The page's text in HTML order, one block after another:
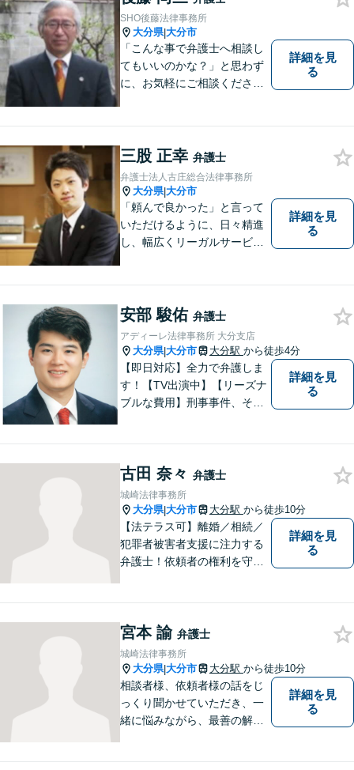
会正義の実現のために最善を
尽くします。
SHO後藤法律事務所
大分県|大分市
「こんな事で弁護士へ相談し
てもいいのかな？」と思わず
に、お気軽にご相談くださ
詳細を見
る
三股 正幸 弁護士
弁護士法人古庄総合法律事務所
大分県|大分市
「頼んで良かった」と言って
いただけるように、日々精進
し、幅広くリーガルサービス
詳細を見
る
安部 駿佑 弁護士
アディーレ法律事務所 大分支店
大分県|大分市 大分駅 から徒歩4分
【即日対応】全力で弁護しま
す！【TV出演中】【リーズナ
ブルな費用】刑事事件、その
分駅４分】
詳細を見
る
古田 奈々 弁護士
城崎法律事務所
大分県|大分市 大分駅 から徒歩10分
【法テラス可】離婚／相続／
犯罪者被害者支援に注力する
弁護士！依頼者の権利を守
詳細を見
る
宮本 諭 弁護士
城崎法律事務所
大分県|大分市 大分駅 から徒歩10分
相談者様、依頼者様の話をじ
っくり聞かせていただき、一
緒に悩みながら、最善の解決
詳細を見
る